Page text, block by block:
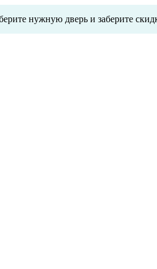
нужную дверь и заберите